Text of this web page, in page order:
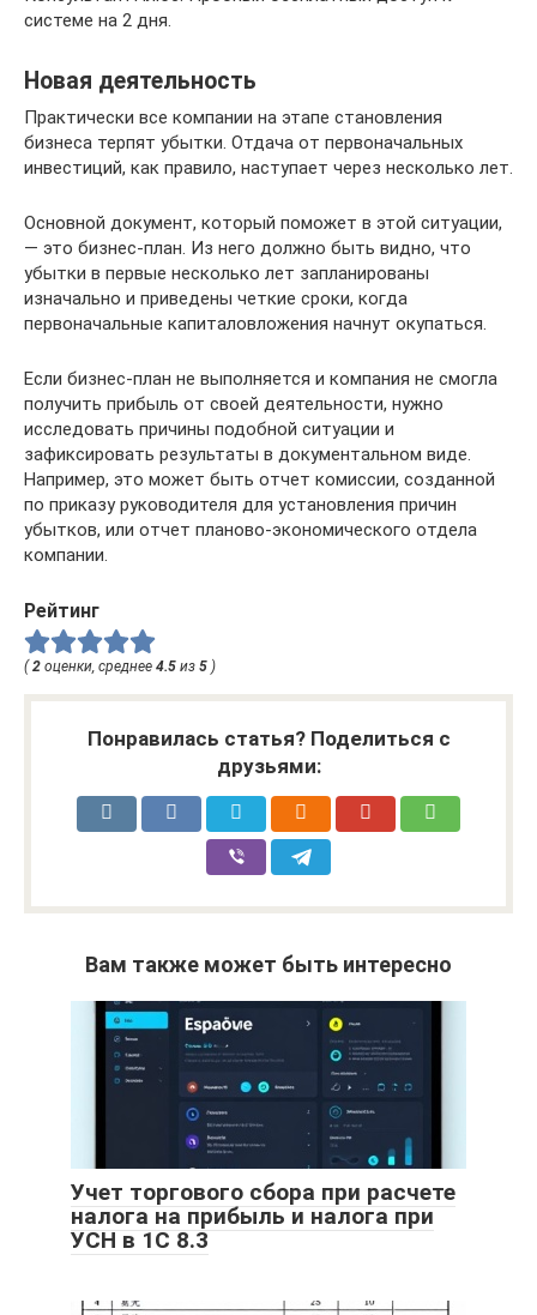
системе на 2 дня.
Новая деятельность
Практически все компании на этапе становления
бизнеса терпят убытки. Отдача от первоначальных
инвестиций, как правило, наступает через несколько лет.
Основной документ, который поможет в этой ситуации,
— это бизнес-план. Из него должно быть видно, что
убытки в первые несколько лет запланированы
изначально и приведены четкие сроки, когда
первоначальные капиталовложения начнут окупаться.
Если бизнес-план не выполняется и компания не смогла
получить прибыль от своей деятельности, нужно
исследовать причины подобной ситуации и
зафиксировать результаты в документальном виде.
Например, это может быть отчет комиссии, созданной
по приказу руководителя для установления причин
убытков, или отчет планово-экономического отдела
компании.
Рейтинг
( 2 оценки, среднее 4.5 из 5 )
Понравилась статья? Поделиться с
друзьями:
Вам также может быть интересно
Учет торгового сбора при расчете
налога на прибыль и налога при
УСН в 1С 8.3